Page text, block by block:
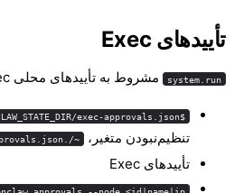
تأییدهای Exec
system.run مشروط به تأییدهای محلی exec است:
$OPENCLAW_STATE_DIR/exec-approvals.json
تنظیم‌نبودن متغیر،
~/.openclaw/exec-approvals.json
تأییدهای Exec
approvals --node <id|name|ip>